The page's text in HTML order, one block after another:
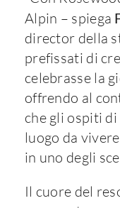
Alpin – spiega
director della
prefissati di
celebrasse la
offrendo al
che gli ospiti
luogo da
in uno degli
Il cuore del